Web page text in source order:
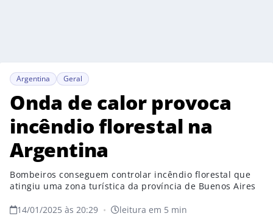
Argentina Geral
Onda de calor provoca
incêndio florestal na
Argentina
Bombeiros conseguem controlar incêndio florestal que
atingiu uma zona turística da província de Buenos Aires
14/01/2025 às 20:29 • leitura em 5 min